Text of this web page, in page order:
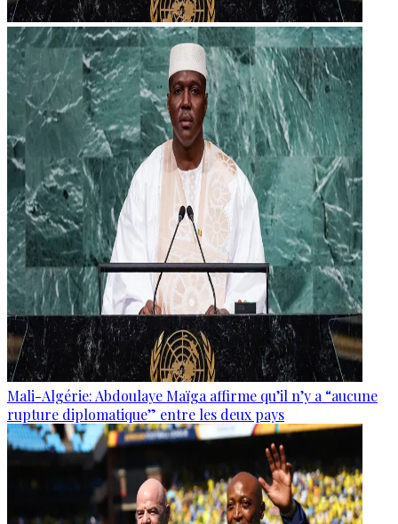
Mali-Algérie: Abdoulaye Maïga affirme qu’il n’y a “aucune
rupture diplomatique” entre les deux pays